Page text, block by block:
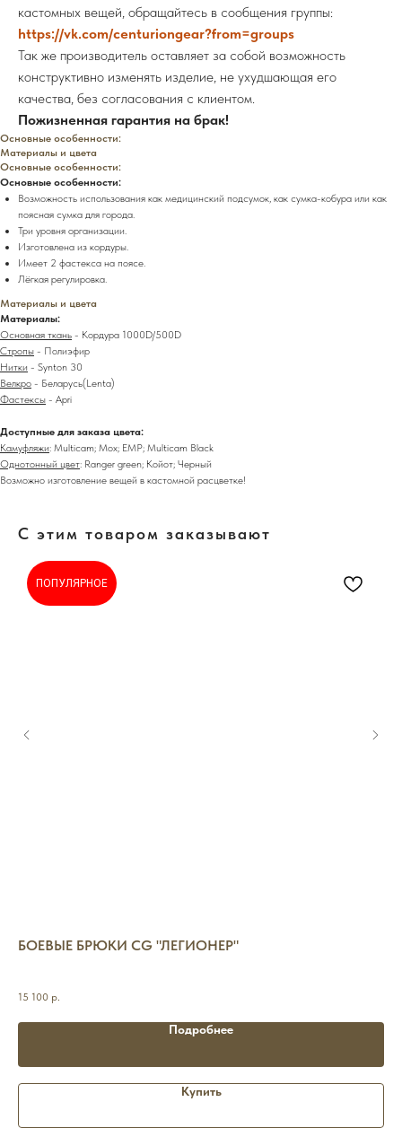
кастомных вещей, обращайтесь в сообщения группы:
https://vk.com/centuriongear?from=groups
Так же производитель оставляет за собой возможность
конструктивно изменять изделие, не ухудшающая его
качества, без согласования с клиентом.
Пожизненная гарантия на брак!
Основные особенности:
Материалы и цвета
Основные особенности:
Основные особенности:
Возможность использования как медицинский подсумок, как сумка-кобура или как
поясная сумка для города.
Три уровня организации.
Изготовлена из кордуры.
Имеет 2 фастекса на поясе.
Лёгкая регулировка.
Материалы и цвета
Материалы:
Основная ткань - Кордура 1000D/500D
Стропы - Полиэфир
Нитки - Synton 30
Велкро - Беларусь(Lenta)
Фастексы - Apri
Доступные для заказа цвета:
Камуфляжи: Multicam; Мох; ЕМР; Multicam Black
Однотонный цвет: Ranger green; Койот; Черный
Возможно изготовление вещей в кастомной расцветке!
С этим товаром заказывают
ПОПУЛЯРНОЕ
БОЕВЫЕ БРЮКИ CG "ЛЕГИОНЕР"
15 100 р.
Подробнее
Купить